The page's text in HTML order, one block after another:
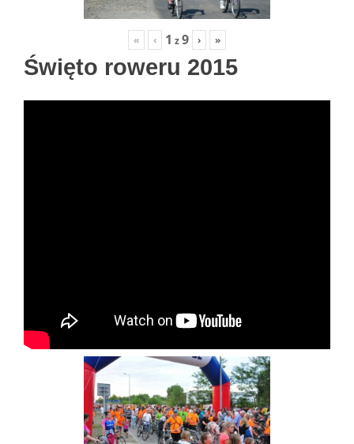
« ‹ 1 z9 › »
Święto roweru 2015